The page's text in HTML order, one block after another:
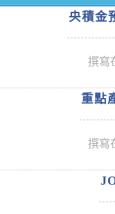
央積金
撰寫
重點
撰寫